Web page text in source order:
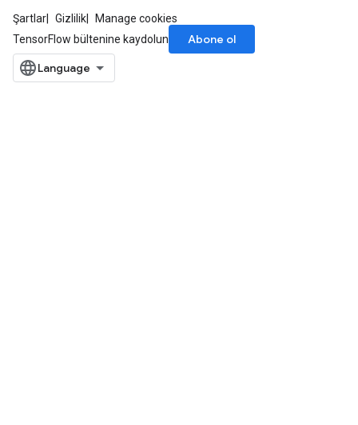
Şartlar Gizlilik
Manage cookies
TensorFlow bültenine kaydolun
Abone ol